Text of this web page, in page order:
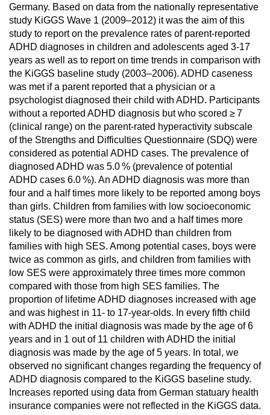
Germany. Based on data from the nationally representative
study KiGGS Wave 1 (2009–2012) it was the aim of this
study to report on the prevalence rates of parent-reported
ADHD diagnoses in children and adolescents aged 3-17
years as well as to report on time trends in comparison with
the KiGGS baseline study (2003–2006). ADHD caseness
was met if a parent reported that a physician or a
psychologist diagnosed their child with ADHD. Participants
without a reported ADHD diagnosis but who scored ≥ 7
(clinical range) on the parent-rated hyperactivity subscale
of the Strengths and Difficulties Questionnaire (SDQ) were
considered as potential ADHD cases. The prevalence of
diagnosed ADHD was 5.0 % (prevalence of potential
ADHD cases 6.0 %). An ADHD diagnosis was more than
four and a half times more likely to be reported among boys
than girls. Children from families with low socioeconomic
status (SES) were more than two and a half times more
likely to be diagnosed with ADHD than children from
families with high SES. Among potential cases, boys were
twice as common as girls, and children from families with
low SES were approximately three times more common
compared with those from high SES families. The
proportion of lifetime ADHD diagnoses increased with age
and was highest in 11- to 17-year-olds. In every fifth child
with ADHD the initial diagnosis was made by the age of 6
years and in 1 out of 11 children with ADHD the initial
diagnosis was made by the age of 5 years. In total, we
observed no significant changes regarding the frequency of
ADHD diagnosis compared to the KiGGS baseline study.
Increases reported using data from German statuary health
insurance companies were not reflected in the KiGGS data.